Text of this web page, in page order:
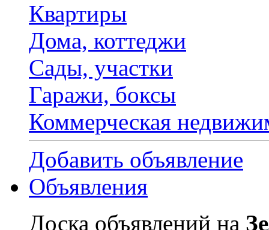
Квартиры
Дома, коттеджи
Сады, участки
Гаражи, боксы
Коммерческая
Добавить объявление
Объявления
Доска объявлений на